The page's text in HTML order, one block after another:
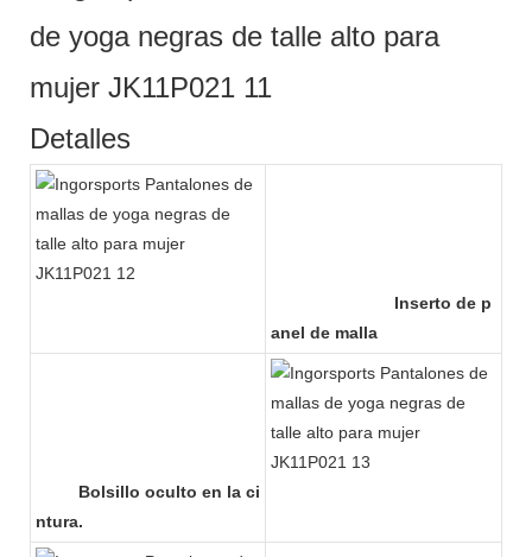
Detalles
Inserto de p
anel de malla
Bolsillo oculto en la ci
ntura.